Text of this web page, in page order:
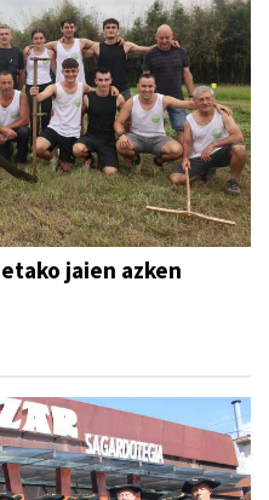
jaien azken